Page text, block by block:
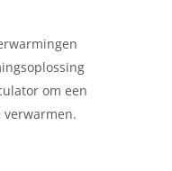
om een
verwarmen.